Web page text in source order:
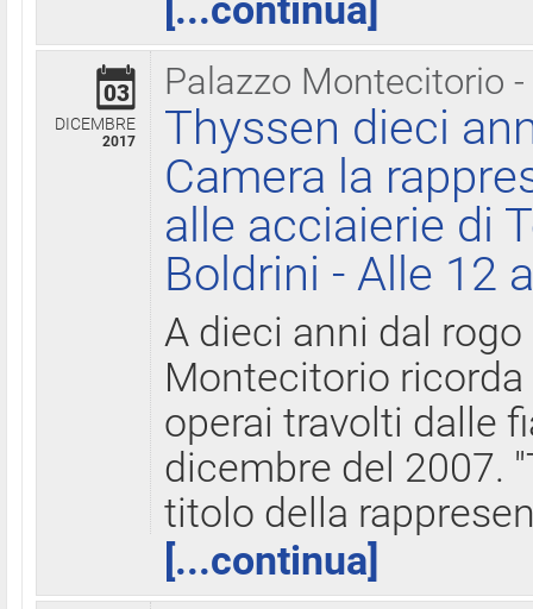
[...continua]
Palazzo Montecitorio
03
DICEMBRE
2017
Thyssen dieci
Camera la
alle acciaierie di
Boldrini - Alle 12
A dieci anni dal
Montecitorio
operai travolti dalle
dicembre del 2007.
titolo della
[...continua]